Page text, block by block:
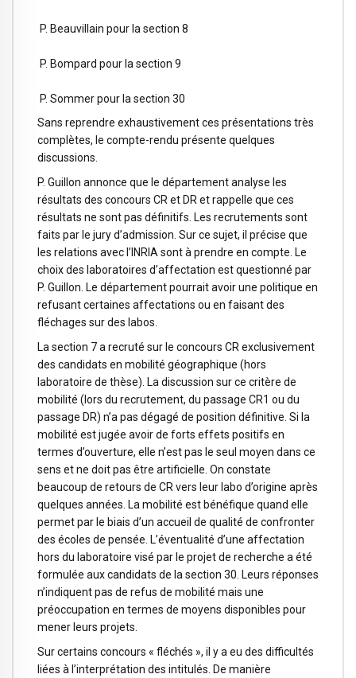
P. Beauvillain pour la section 8
P. Bompard pour la section 9
P. Sommer pour la section 30
Sans reprendre exhaustivement ces présentations très
complètes, le compte-rendu présente quelques
discussions.
P. Guillon annonce que le département analyse les
résultats des concours CR et DR et rappelle que ces
résultats ne sont pas définitifs. Les recrutements sont
faits par le jury d’admission. Sur ce sujet, il précise que
les relations avec l’INRIA sont à prendre en compte. Le
choix des laboratoires d’affectation est questionné par
P. Guillon. Le département pourrait avoir une politique en
refusant certaines affectations ou en faisant des
fléchages sur des labos.
La section 7 a recruté sur le concours CR exclusivement
des candidats en mobilité géographique (hors
laboratoire de thèse). La discussion sur ce critère de
mobilité (lors du recrutement, du passage CR1 ou du
passage DR) n’a pas dégagé de position définitive. Si la
mobilité est jugée avoir de forts effets positifs en
termes d’ouverture, elle n’est pas le seul moyen dans ce
sens et ne doit pas être artificielle. On constate
beaucoup de retours de CR vers leur labo d’origine après
quelques années. La mobilité est bénéfique quand elle
permet par le biais d’un accueil de qualité de confronter
des écoles de pensée. L’éventualité d’une affectation
hors du laboratoire visé par le projet de recherche a été
formulée aux candidats de la section 30. Leurs réponses
n’indiquent pas de refus de mobilité mais une
préoccupation en termes de moyens disponibles pour
mener leurs projets.
Sur certains concours « fléchés », il y a eu des difficultés
liées à l’interprétation des intitulés. De manière